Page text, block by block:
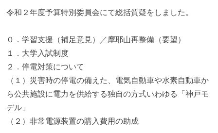
令和２年度予算特別委員会にて総括質疑をしました。
０．学習支援（補足意見）／摩耶山再整備（要望）
１．大学入試制度
２．停電対策について
（１）災害時の停電の備えた、電気自動車や水素自動車か
ら公共施設に電力を供給する独自の方式いわゆる「神戸モ
デル」
（２）非常電源装置の購入費用の助成